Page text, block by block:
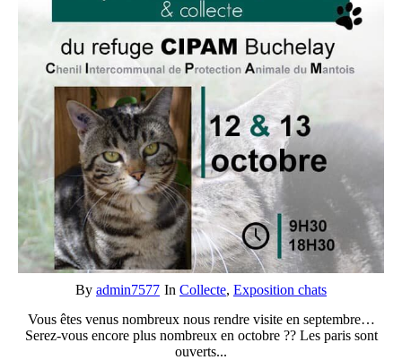
By admin7577 In Collecte, Exposition chats
Vous êtes venus nombreux nous rendre visite en septembre…
Serez-vous encore plus nombreux en octobre ?? Les paris sont
ouverts...